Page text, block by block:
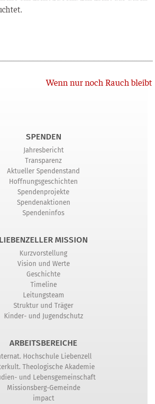
Wenn nur noch Rauch bleibt
SPENDEN
Jahresbericht
Transparenz
Aktueller Spendenstand
Hoffnungsgeschichten
Spendenprojekte
Spendenaktionen
Spendeninfos
LIEBENZELLER MISSION
Kurzvorstellung
Vision und Werte
Geschichte
Timeline
Leitungsteam
Struktur und Träger
Kinder- und Jugendschutz
ARBEITSBEREICHE
Hochschule Liebenzell
Theologische Akademie
und Lebensgemeinschaft
Missionsberg-Gemeinde
impact